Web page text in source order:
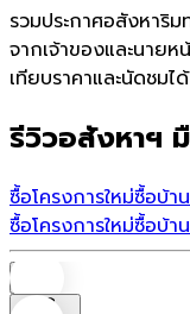
รวมประกาศอสังหาริ
จากเจ้าของและนาย
เทียบราคาและนัดชม
รีวิวอสังหาฯ
ซื้อโครงการใหม่ซื้อบ้า
ซื้อโครงการใหม่ซื้อบ้า